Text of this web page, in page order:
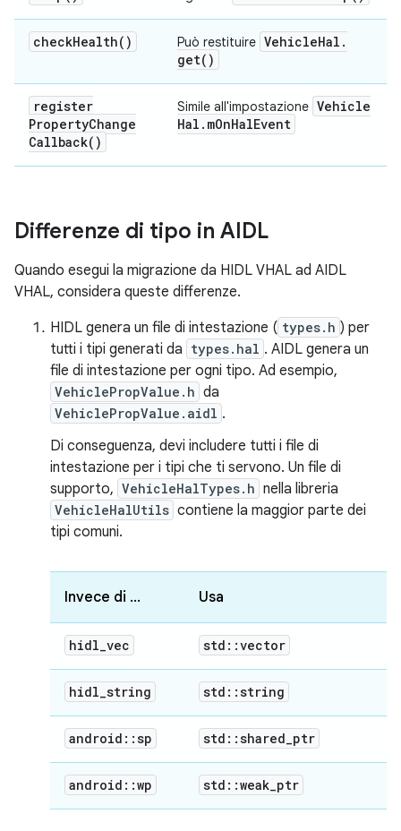
checkHealth( ) Può restituire VehicleHal .
get( )
register
PropertyChange
Callback( )
Simile all'impostazione Vehicle
Hal . mOnHalEvent
Differenze di tipo in AIDL
Quando esegui la migrazione da HIDL VHAL ad AIDL
VHAL, considera queste differenze.
HIDL genera un file di intestazione ( types.h ) per
tutti i tipi generati da types.hal . AIDL genera un
file di intestazione per ogni tipo. Ad esempio,
VehiclePropValue.h da
VehiclePropValue.aidl .
Di conseguenza, devi includere tutti i file di
intestazione per i tipi che ti servono. Un file di
supporto, VehicleHalTypes.h nella libreria
VehicleHalUtils contiene la maggior parte dei
tipi comuni.
Invece di ... Usa
hidl_vec std ::vector
hidl_string std ::string
android ::sp std ::shared_ptr
android ::wp std ::weak_ptr